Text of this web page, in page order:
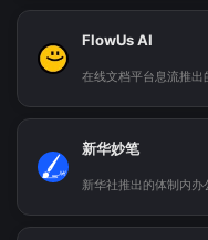
FlowUs AI
在线文档平台息流推
新华妙笔
新华社推出的体制内办